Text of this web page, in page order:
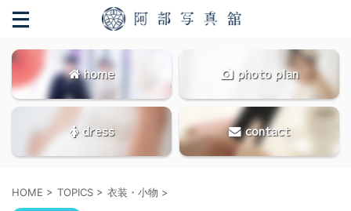
home photo plan
dress contact
HOME > TOPICS > 衣装・小物 >